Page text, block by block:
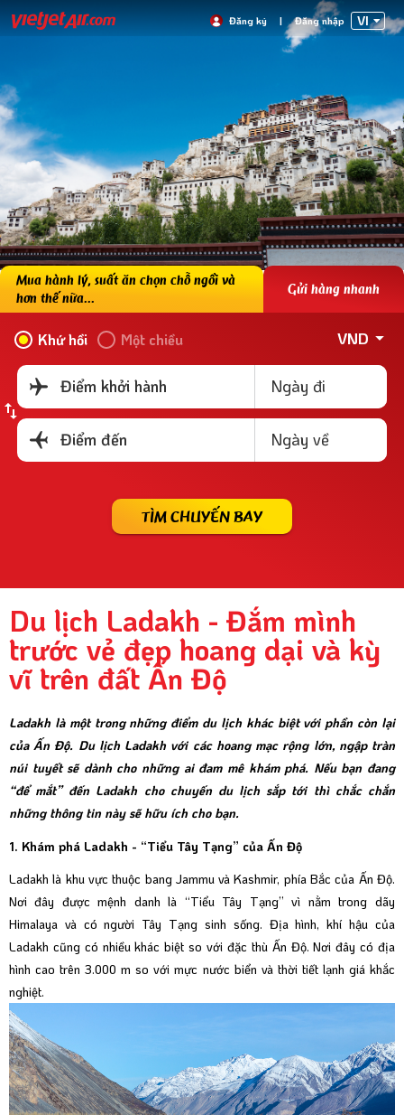
Đăng ký | Đăng nhập VI
Mua hành lý, suất ăn chọn chỗ ngồi và
hơn thế nữa...
Gửi hàng nhanh
Khứ hồi Một chiều VND
Điểm khởi hành Ngày đi
Điểm đến Ngày về
TÌM CHUYẾN BAY
Du lịch Ladakh - Đắm mình
trước vẻ đẹp hoang dại và kỳ
vĩ trên đất Ấn Độ
Ladakh là một trong những điểm du lịch khác biệt với phần còn lại
của Ấn Độ. Du lịch Ladakh với các hoang mạc rộng lớn, ngập tràn
núi tuyết sẽ dành cho những ai đam mê khám phá. Nếu bạn đang
“để mắt” đến Ladakh cho chuyến du lịch sắp tới thì chắc chắn
những thông tin này sẽ hữu ích cho bạn.
1. Khám phá Ladakh - “Tiểu Tây Tạng” của Ấn Độ
Ladakh là khu vực thuộc bang Jammu và Kashmir, phía Bắc của Ấn Độ.
Nơi đây được mệnh danh là “Tiểu Tây Tạng” vì nằm trong dãy
Himalaya và có người Tây Tạng sinh sống. Địa hình, khí hậu của
Ladakh cũng có nhiều khác biệt so với đặc thù Ấn Độ. Nơi đây có địa
hình cao trên 3.000 m so với mực nước biển và thời tiết lạnh giá khắc
nghiệt.